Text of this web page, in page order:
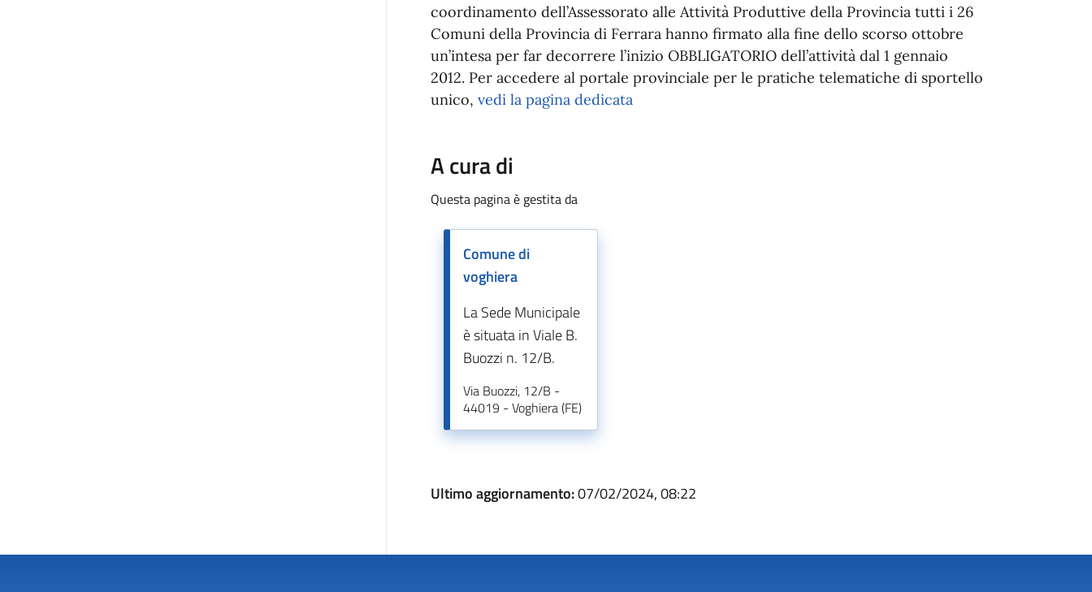
coordinamento dell’Assessorato alle Attività Produttive della Provincia tutti i 26
Comuni della Provincia di Ferrara hanno firmato alla fine dello scorso ottobre
un’intesa per far decorrere l’inizio OBBLIGATORIO dell’attività dal 1 gennaio
2012. Per accedere al portale provinciale per le pratiche telematiche di sportello
unico, vedi la pagina dedicata
A cura di
Questa pagina è gestita da
Comune di
voghiera
La Sede Municipale
è situata in Viale B.
Buozzi n. 12/B.
Via Buozzi, 12/B -
44019 - Voghiera (FE)
Ultimo aggiornamento:07/02/2024, 08:22